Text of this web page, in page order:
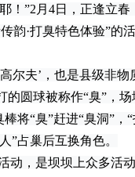
”2月4日，正逢立春
韵·打臭特色体验”的
夫’，也是县级非物
圆球被称作“臭”，
将“臭”赶进“臭洞”
”占巢后互换角色。
，是坝坝上众多活